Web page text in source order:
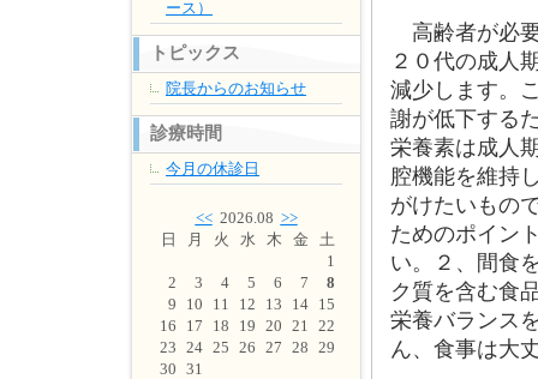
ース）
トピックス
院長からのお知らせ
診療時間
今月の休診日
<<2026.08 >>
日
2
9
16
23
30
月
3
10
17
24
31
火
4
11
18
25
水
5
12
19
26
木
6
13
20
27
金
7
14
21
28
土
1
8
15
22
29
高齢者が必
２０代の成人
減少します。
謝が低下する
栄養素は成人
腔機能を維持
がけたいもの
ためのポイン
い。２、間食
ク質を含む食
栄養バランス
ん、食事は